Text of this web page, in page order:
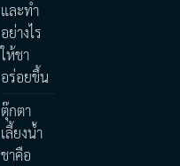
และทำ
อย่างไร
ให้ชา
อร่อยขึ้น
ตุ๊กตา
เลี้ยงน้ำ
ชาคือ